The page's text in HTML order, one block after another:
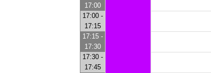
17:00
17:00 -
17:15
17:15 -
17:30
17:30 -
17:45